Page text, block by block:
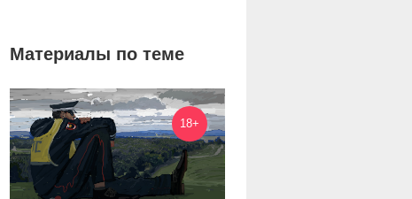
Материалы по теме
18+
8 899